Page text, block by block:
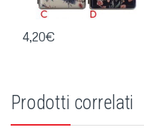
4,20€
Prodotti correlati